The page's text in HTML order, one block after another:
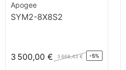
Apogee
SYM2-8X8S2
3 500,00 € 3 668,43 € -5%